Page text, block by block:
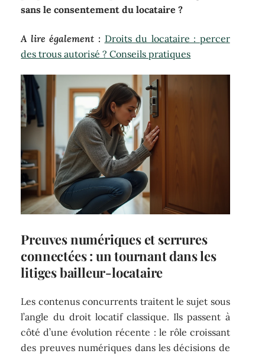
sans le consentement du locataire ?
A lire également : Droits du locataire : percer
des trous autorisé ? Conseils pratiques
Preuves numériques et serrures
connectées : un tournant dans les
litiges bailleur-locataire
Les contenus concurrents traitent le sujet sous
l’angle du droit locatif classique. Ils passent à
côté d’une évolution récente : le rôle croissant
des preuves numériques dans les décisions de